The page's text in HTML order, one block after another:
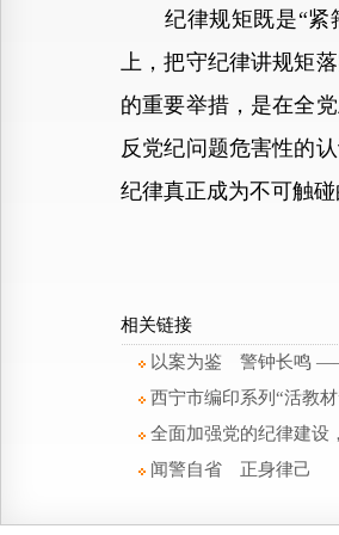
纪律规矩既是“紧箍
上，把守纪律讲规矩
的重要举措，是在全
反党纪问题危害性的
纪律真正成为不可触
相关链接
以案为鉴 警钟长鸣
西宁市编印系列“活教
全面加强党的纪律建设
闻警自省 正身律己